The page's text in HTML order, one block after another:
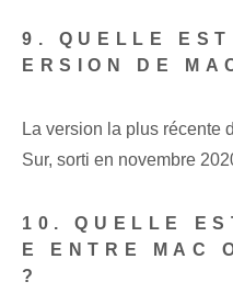
9. QUELLE
ERSION DE
La version la plus récente
Sur, sorti en novembre
10. QUELLE
E ENTRE MAC
?